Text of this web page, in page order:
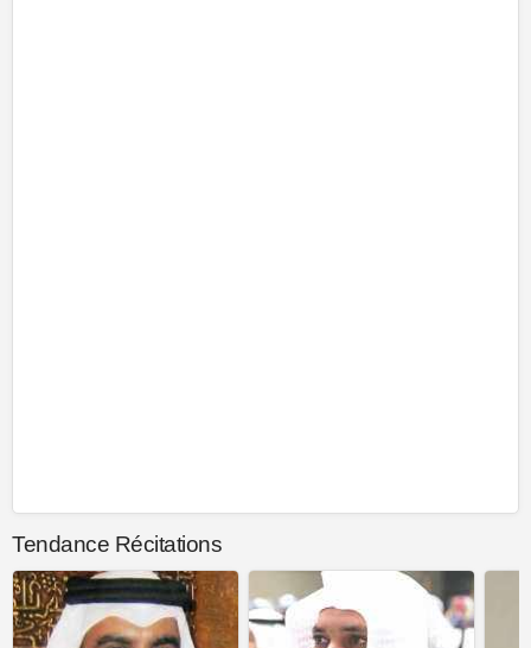
Tendance Récitations